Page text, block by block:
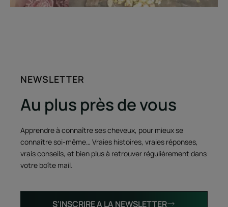
NEWSLETTER
Au plus près de vous
Apprendre à connaître ses cheveux, pour mieux se
connaître soi-même… Vraies histoires, vraies réponses,
vrais conseils, et bien plus à retrouver régulièrement dans
votre boîte mail.
S'INSCRIRE A LA NEWSLETTER